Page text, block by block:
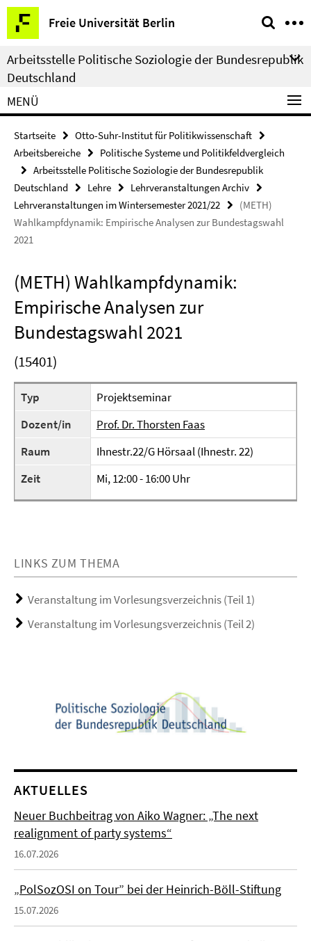
Springe
direkt
zu
Inhalt
Freie Universität Berlin
Service-
Navigation
Arbeitsstelle Politische Soziologie der Bundesrepublik
Deutschland
MENÜ
Startseite
Otto-Suhr-Institut für Politikwissenschaft
Arbeitsbereiche
Politische Systeme und Politikfeldvergleich
Arbeitsstelle Politische Soziologie der Bundesrepublik
Deutschland
Lehre
Lehrveranstaltungen Archiv
Lehrveranstaltungen im Wintersemester 2021/22
(METH)
Wahlkampfdynamik: Empirische Analysen zur Bundestagswahl
2021
(METH) Wahlkampfdynamik:
Empirische Analysen zur
Bundestagswahl 2021
(15401)
Typ
Projektseminar
Dozent/in
Prof. Dr. Thorsten Faas
Raum
Ihnestr.22/G Hörsaal (Ihnestr. 22)
Zeit
Mi, 12:00 - 16:00 Uhr
LINKS ZUM THEMA
Veranstaltung im Vorlesungsverzeichnis (Teil 1)
Veranstaltung im Vorlesungsverzeichnis (Teil 2)
AKTUELLES
Neuer Buchbeitrag von Aiko Wagner: „The next
realignment of party systems“
16.07.2026
„PolSozOSI on Tour” bei der Heinrich-Böll-Stiftung
15.07.2026